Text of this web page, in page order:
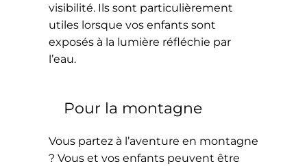
visibilité. Ils sont particulièrement
utiles lorsque vos enfants sont
exposés à la lumière réfléchie par
l’eau.
Pour la montagne
Vous partez à l’aventure en montagne
? Vous et vos enfants peuvent être